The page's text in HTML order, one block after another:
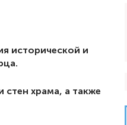
исторической и
храма, а также